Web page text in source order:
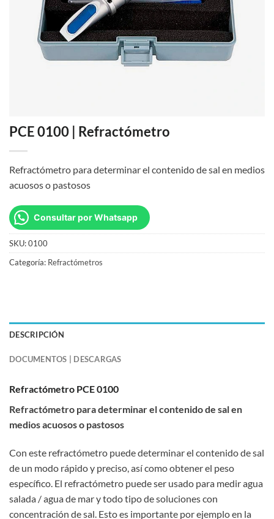
PCE 0100 | Refractómetro
Refractómetro para determinar el contenido de sal en medios
acuosos o pastosos
Consultar por Whatsapp
SKU:0100
Categoría: Refractómetros
DESCRIPCIÓN
DOCUMENTOS | DESCARGAS
Refractómetro PCE 0100
Refractómetro para determinar el contenido de sal en
medios acuosos o pastosos
Con este refractómetro puede determinar el contenido de sal
de un modo rápido y preciso, así como obtener el peso
específico. El refractómetro puede ser usado para medir agua
salada / agua de mar y todo tipo de soluciones con
concentración de sal. Esto es importante por ejemplo en la